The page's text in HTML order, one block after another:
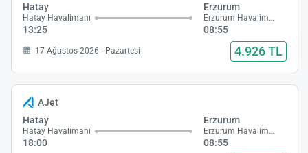
Hatay
Hatay Havalimanı
13:25
Erzurum
Erzurum Havalimanı
08:55
17 Ağustos 2026 - Pazartesi 4.926 TL
AJet
Hatay
Hatay Havalimanı
18:00
Erzurum
Erzurum Havalimanı
08:55